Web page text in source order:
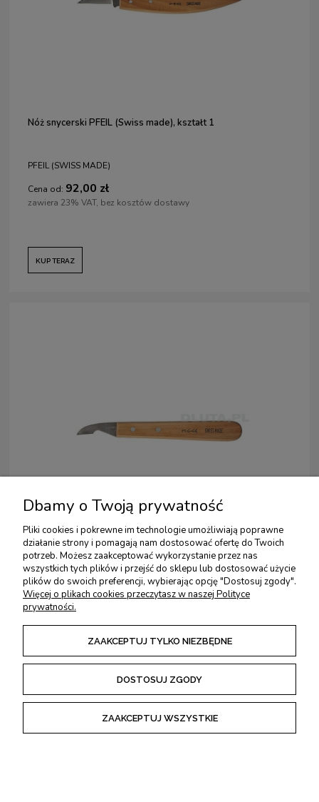
Nóż snycerski PFEIL (Swiss made), kształt 1
PFEIL (SWISS MADE)
Cena od: 92,00 zł
zawiera 23% VAT, bez kosztów dostawy
KUP TERAZ
Nóż snycerski PFEIL (Swiss made), kształt 3
PFEIL (SWISS MADE)
Cena od:81,00 zł
zawiera 23% VAT, bez kosztów dostawy
Dbamy o Twoją prywatność
Pliki cookies i pokrewne im technologie umożliwiają poprawne
działanie strony i pomagają nam dostosować ofertę do Twoich
potrzeb. Możesz zaakceptować wykorzystanie przez nas
wszystkich tych plików i przejść do sklepu lub dostosować użycie
plików do swoich preferencji, wybierając opcję "Dostosuj zgody".
Więcej o plikach cookies przeczytasz w naszej Polityce
prywatności.
ZAAKCEPTUJ TYLKO NIEZBĘDNE
DOSTOSUJ ZGODY
ZAAKCEPTUJ WSZYSTKIE